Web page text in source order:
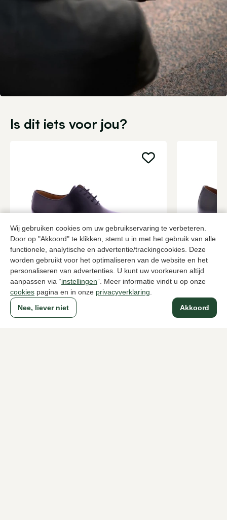
Wij gebruiken cookies om uw gebruikservaring te verbeteren.
Door op "Akkoord" te klikken, stemt u in met het gebruik van alle
functionele, analytische en advertentie/trackingcookies. Deze
worden gebruikt voor het optimaliseren van de website en het
personaliseren van advertenties. U kunt uw voorkeuren altijd
aanpassen via “instellingen”. Meer informatie vindt u op onze
cookies pagina en in onze privacyverklaring
Akkoord
Nee, liever niet
Is dit iets voor jou?
Magnanni
Zwarte veterschoenen heren
379,95 2 kleuren
Van
Zwarte